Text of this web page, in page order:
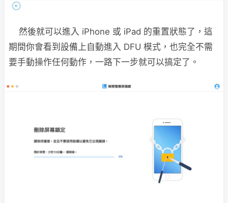
然後就可以進入 iPhone 或 iPad 的重置狀態了，這
期間你會看到設備上自動進入 DFU 模式，也完全不需
要手動操作任何動作，一路下一步就可以搞定了。